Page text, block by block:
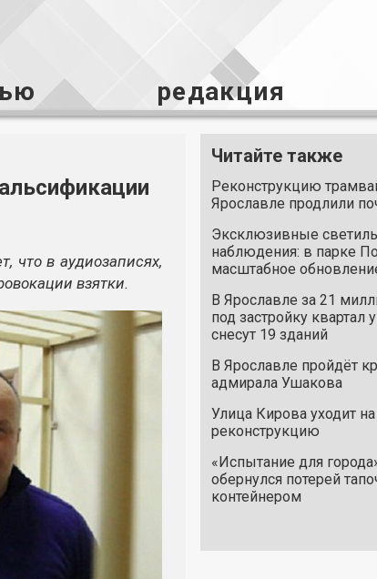
редакция
что в аудиозаписях,
взятки.
Читайте также
Реконструкцию
Ярославле продлили
Эксклюзивные
наблюдения: в парке
масштабное
В Ярославле за 21
под застройку квартал
снесут 19 зданий
В Ярославле пройдёт
адмирала Ушакова
Улица Кирова уходит
реконструкцию
«Испытание для
обернулся потерей
контейнером